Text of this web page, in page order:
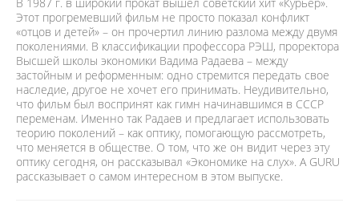
Этот прогремевший фильм не просто показал конфликт
«отцов и детей» – он прочертил линию разлома между двумя
поколениями. В классификации профессора РЭШ, проректора
Высшей школы экономики Вадима Радаева – между
застойным и реформенным: одно стремится передать свое
наследие, другое не хочет его принимать. Неудивительно,
что фильм был воспринят как гимн начинавшимся в СССР
переменам. Именно так Радаев и предлагает использовать
теорию поколений – как оптику, помогающую рассмотреть,
что меняется в обществе. О том, что же он видит через эту
оптику сегодня, он рассказывал «Экономике на слух». А GURU
рассказывает о самом интересном в этом выпуске.